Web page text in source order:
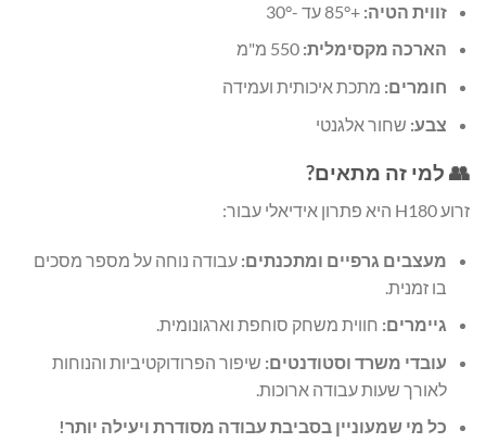
זווית הטיה: +85° עד -30°
הארכה מקסימלית:
חומרים: מתכת איכותית ועמידה
צבע: שחור אלגנטי
👥 למי זה מתאים?
זרוע H180 היא פתרון אידיאלי עבור:
מעצבים גרפיים ומתכנתים: עבודה נוחה על מספר מסכים
בו זמנית.
גיימרים: חווית משחק סוחפת וארגונומית.
עובדי משרד וסטודנטים: שיפור הפרודוקטיביות והנוחות
לאורך שעות עבודה ארוכות.
כל מי שמעוניין בסביבת עבודה מסודרת ויעילה יותר!